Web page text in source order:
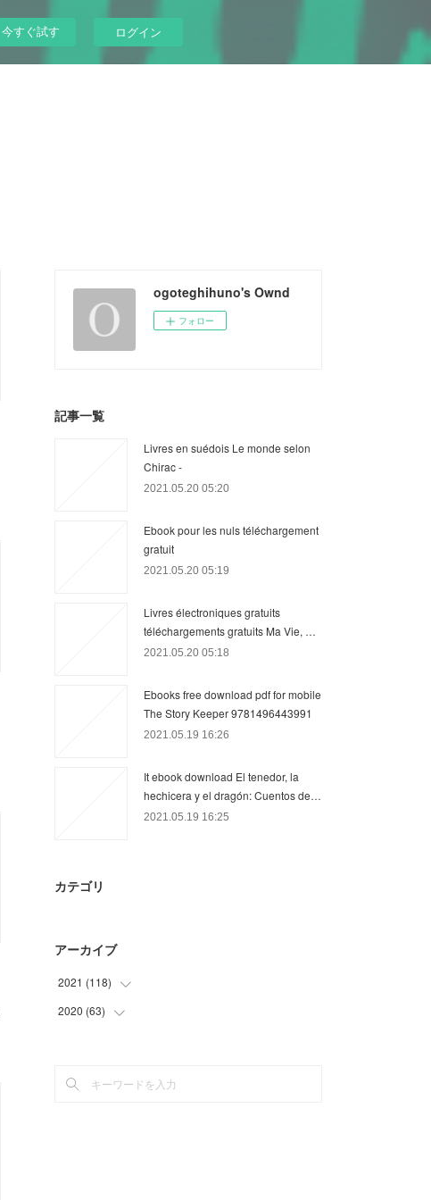
今すぐ試す ログイン
ogoteghihuno's Ownd
フォロー
記事一覧
Livres en suédois Le monde selon
Chirac -
2021.05.20 05:20
Ebook pour les nuls téléchargement
gratuit
2021.05.20 05:19
Livres électroniques gratuits
téléchargements gratuits Ma Vie, …
2021.05.20 05:18
Ebooks free download pdf for mobile
The Story Keeper 9781496443991
2021.05.19 16:26
It ebook download El tenedor, la
hechicera y el dragón: Cuentos de…
2021.05.19 16:25
カテゴリ
アーカイブ
2021 (118)
(34
)
(
2020 (63)
(